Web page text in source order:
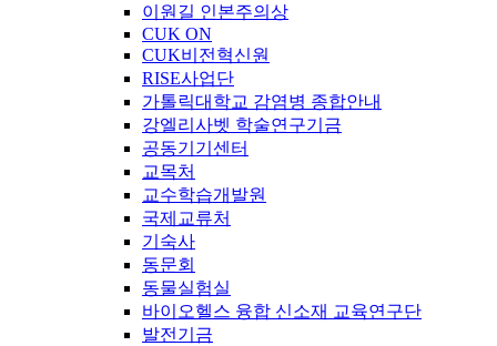
이원길 인본주의상
CUK ON
CUK비전혁신원
RISE사업단
가톨릭대학교 감염병 종합안내
강엘리사벳 학술연구기금
공동기기센터
교목처
교수학습개발원
국제교류처
기숙사
동문회
동물실험실
바이오헬스 융합 신소재 교육연구단
발전기금